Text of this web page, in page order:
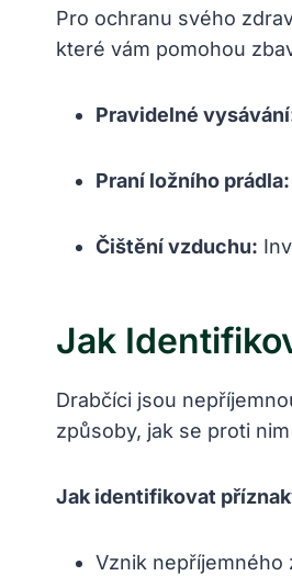
Pro ochranu svého
které vám pomohou
Pravidelné
Praní ložního prádla:
Čištění vzduchu:
Jak
Drabčíci jsou
způsoby, jak se proti
Jak identifikovat
Vznik nepříjemného